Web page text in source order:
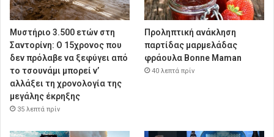
Μυστήριο 3.500 ετών στη
Σαντορίνη: Ο 15χρονος που
δεν πρόλαβε να ξεφύγει από
το τσουνάμι μπορεί ν’
αλλάξει τη χρονολογία της
μεγάλης έκρηξης
35 λεπτά πρίν
Προληπτική ανάκληση
παρτίδας μαρμελάδας
φράουλα Bonne Maman
40 λεπτά πρίν